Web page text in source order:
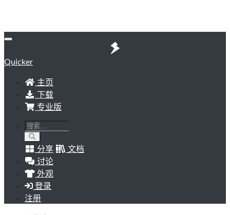
Quicker
主页
下载
专业版
分享
文档
讨论
外观
登录
注册